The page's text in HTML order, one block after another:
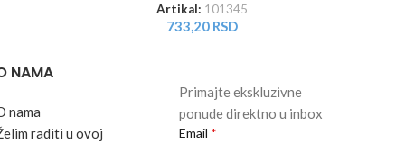
Artikal: 101345
733,20 RSD
NAMA
nama
raditi u ovoj
Primajte ekskluzivne
ponude direktno u inbox
Email